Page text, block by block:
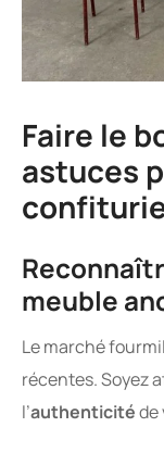
Faire le
astuces
meuble
Le marché
récentes. Soyez
l’authenticitéde